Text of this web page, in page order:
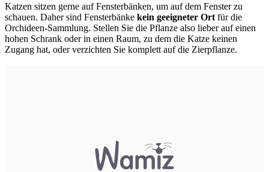
Katzen sitzen gerne auf Fensterbänken, um auf dem Fenster zu
schauen. Daher sind Fensterbänke kein geeigneter Ort für die
Orchideen-Sammlung. Stellen Sie die Pflanze also lieber auf einen
hohen Schrank oder in einen Raum, zu dem die Katze keinen
Zugang hat, oder verzichten Sie komplett auf die Zierpflanze.